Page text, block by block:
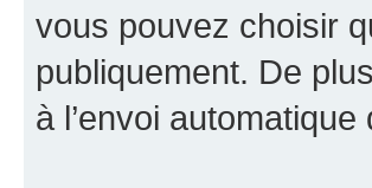
vous pouvez choisir
publiquement. De
à l’envoi